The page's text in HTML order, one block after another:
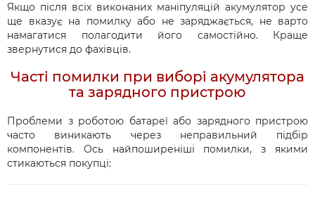
Якщо після всіх виконаних маніпуляцій акумулятор усе
ще вказує на помилку або не заряджається, не варто
намагатися полагодити його самостійно. Краще
звернутися до фахівців.
Часті помилки при виборі акумулятора
та зарядного пристрою
Проблеми з роботою батареї або зарядного пристрою
часто виникають через неправильний підбір
компонентів. Ось найпоширеніші помилки, з якими
стикаються покупці: